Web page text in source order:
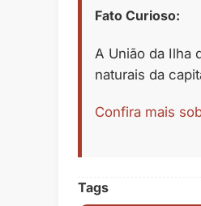
Fato Curioso:
A União da Ilha
naturais da
Confira mais
Tags